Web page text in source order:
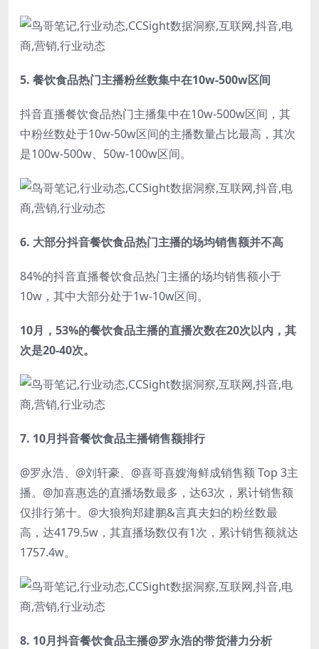
5. 餐饮食品热门主播粉丝数集中在10w-500w区间
抖音直播餐饮食品热门主播集中在10w-500w区间，其
中粉丝数处于10w-50w区间的主播数量占比最高，其次
是100w-500w、50w-100w区间。
6. 大部分抖音餐饮食品热门主播的场均销售额并不高
84%的抖音直播餐饮食品热门主播的场均销售额小于
10w，其中大部分处于1w-10w区间。
10月，53%的餐饮食品主播的直播次数在20次以内，其
次是20-40次。
7. 10月抖音餐饮食品主播销售额排行
@罗永浩、@刘轩豪、@喜哥喜嫂海鲜成销售额 Top 3主
播。@加喜惠选的直播场数最多，达63次，累计销售额
仅排行第十。@大狼狗郑建鹏&言真夫妇的粉丝数最
高，达4179.5w，其直播场数仅有1次，累计销售额就达
1757.4w。
8. 10月抖音餐饮食品主播@罗永浩的带货潜力分析